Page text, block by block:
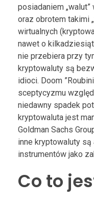
posiadaniem
oraz obrotem takimi
wirtualnych
nawet o
nie przebiera przy
kryptowaluty są
idioci. Doom
sceptycyzmu
niedawny spadek
kryptowaluta jest
Goldman Sachs
inne kryptowaluty
instrumentów jako
Co to